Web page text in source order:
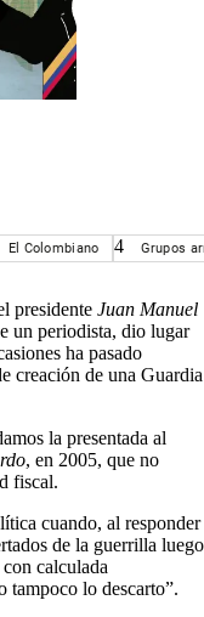
El Colombiano 4 Grupos
presidente Juan Manuel
un periodista, dio lugar
ha pasado
creación de una Guardia
la presentada al
, en 2005, que no
fiscal.
cuando, al responder
de la guerrilla luego
calculada
tampoco lo descarto”.